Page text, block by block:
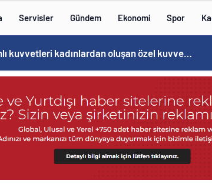
Servisler Gündem Ekonomi Spor
Norweç silahlı kuvvetleri kadınlardan oluşan özel kuvvetler eğitimlerini başlattı.